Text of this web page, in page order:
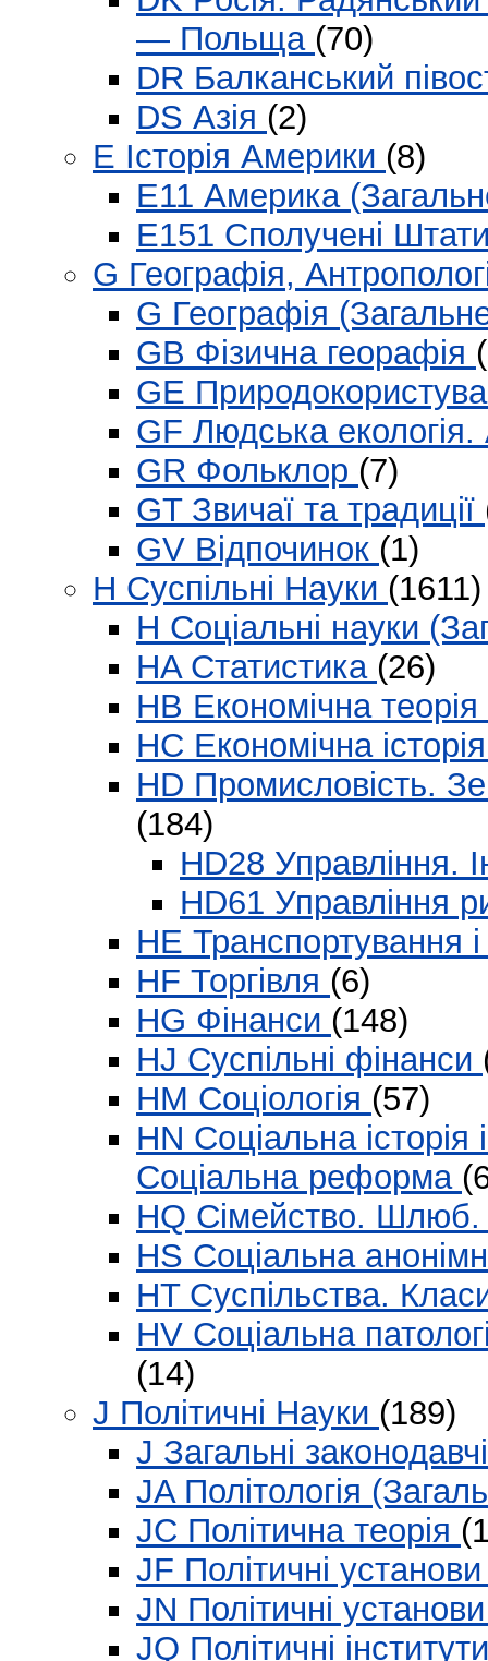
— Польща (70)
DR Балканський
DS Азія (2)
E Історія Америки (8)
E11 Америка
E151 Сполучені
G Географія,
G Географія
GB Фізична георафія
GE
GF Людська
GR Фольклор (7)
GT Звичаї та традиції
GV Відпочинок (1)
H Суспільні Науки (1611)
H Соціальні науки
HA Статистика (26)
HB Економічна теорія
HC Економічна
HD Промисловість.
(184)
HD28 Управління.
HD61 Управління
HE Транспортування і
HF Торгівля (6)
HG Фінанси (148)
HJ Суспільні фінанси
HM Соціологія (57)
HN Соціальна
Соціальна реформа
HQ Сімейство.
HS Соціальна
HT Суспільства.
HV Соціальна
(14)
J Політичні Науки (189)
J Загальні
JA Політологія
JC Політична теорія
JF Політичні
JN Політичні
JQ Політичні